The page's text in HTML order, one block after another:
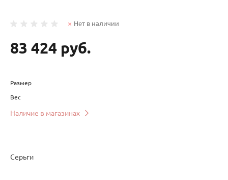
Нет в наличии
83 424 руб.
Размер
Вес
Наличие в магазинах
Серьги (29766215)
Серьги